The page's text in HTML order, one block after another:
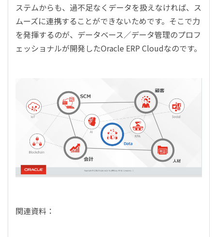
ステムからも、過不足なくデータを扱えなければ、ス
ムーズに連携することができないためです。そこで力
を発揮するのが、データベース／データ管理のプロフ
ェッショナルが開発したOracle ERP Cloudなのです。
関連資料：